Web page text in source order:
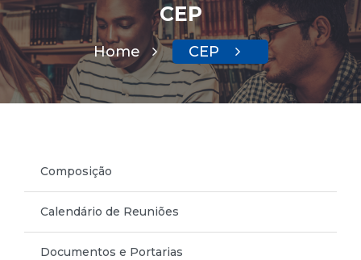
CEP
Home CEP
Composição
Calendário de Reuniões
Documentos e Portarias